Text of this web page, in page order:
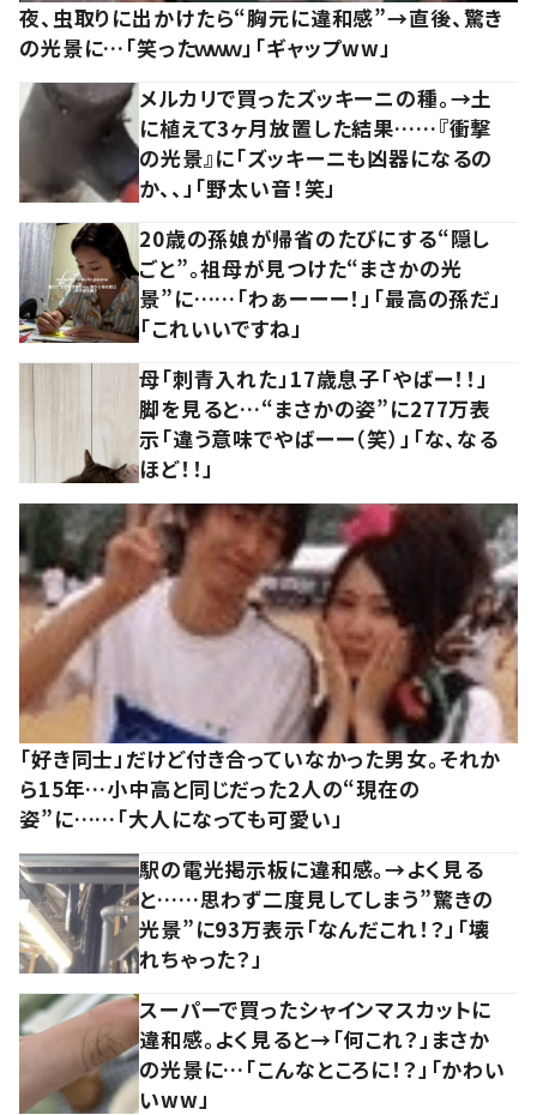
夜、虫取りに出かけたら“胸元に違和感”→直後、驚き
の光景に…「笑ったｗｗｗ」「ギャップww」
メルカリで買ったズッキーニの種。→土
に植えて3ヶ月放置した結果……『衝撃
の光景』に「ズッキーニも凶器になるの
か、、」「野太い音！笑」
20歳の孫娘が帰省のたびにする“隠し
ごと”。祖母が見つけた“まさかの光
景”に……「わぁーーー！」「最高の孫だ」
「これいいですね」
母「刺青入れた」17歳息子「やばー！！」
脚を見ると…“まさかの姿”に277万表
示「違う意味でやばーー（笑）」「な、なる
ほど！！」
「好き同士」だけど付き合っていなかった男女。それか
ら15年…小中高と同じだった2人の“現在の
姿”に……「大人になっても可愛い」
駅の電光掲示板に違和感。→よく見る
と……思わず二度見してしまう”驚きの
光景”に93万表示「なんだこれ！？」「壊
れちゃった？」
スーパーで買ったシャインマスカットに
違和感。よく見ると→「何これ？」まさか
の光景に…「こんなところに！？」「かわい
いww」